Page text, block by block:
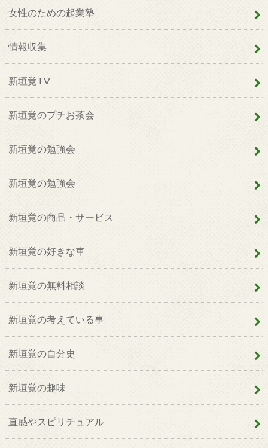
女性のための起業塾
情報収集
新垣覚TV
新垣覚のプチお茶会
新垣覚の勉強会
新垣覚の勉強会
新垣覚の商品・サービス
新垣覚の好きな車
新垣覚の無料相談
新垣覚の考えている事
新垣覚の自分史
新垣覚の趣味
直感やスピリチュアル